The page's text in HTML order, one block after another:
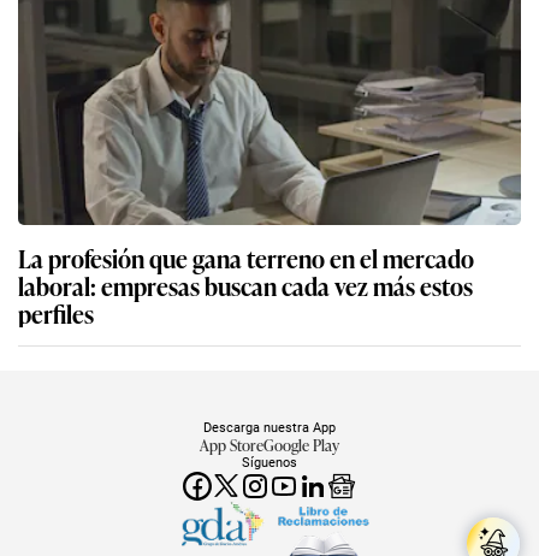
La profesión que gana terreno en el mercado
laboral: empresas buscan cada vez más estos
perfiles
Síguenos
Descarga nuestra App
App StoreGoogle Play